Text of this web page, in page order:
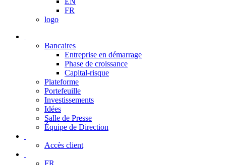
FR
logo
Bancaires
Entreprise en démarrage
Phase de croissance
Capital-risque
Plateforme
Portefeuille
Investissements
Idées
Salle de Presse
Équipe de Direction
Accès client
FR